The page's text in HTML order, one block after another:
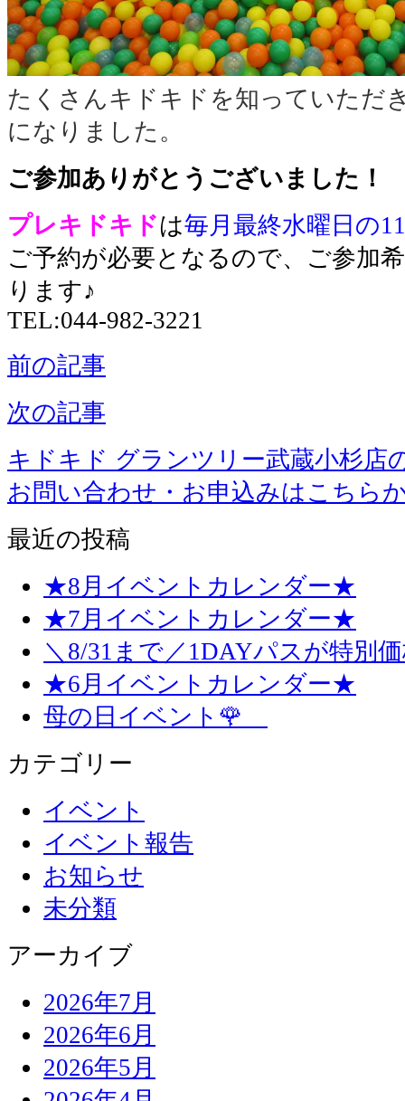
たくさんキドキドを知っていただ
になりました。
ご参加ありがとうございました！
プレキドキドは毎月最終水曜日の
ご予約が必要となるので、ご参加
ります♪
TEL:044-982-3221
前の記事
次の記事
キドキド グランツリー武蔵小杉店
お問い合わせ・お申込みはこちら
最近の投稿
★8月イベントカレンダー★
★7月イベントカレンダー★
＼8/31まで／1DAYパスが特別
★6月イベントカレンダー★
母の日イベント🌹
カテゴリー
イベント
イベント報告
お知らせ
未分類
アーカイブ
2026年7月
2026年6月
2026年5月